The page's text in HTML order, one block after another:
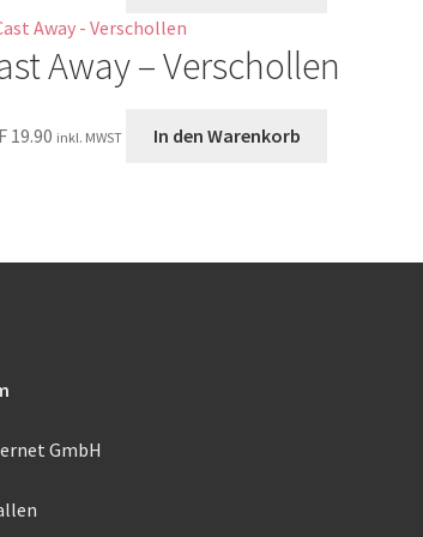
Away – Verschollen
19.90 inkl. MWST In den Warenkorb
GmbH